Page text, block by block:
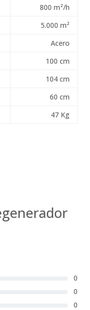
800 m²/h
5.000 m²
Acero
100 cm
104 cm
60 cm
47 Kg
0
0
0